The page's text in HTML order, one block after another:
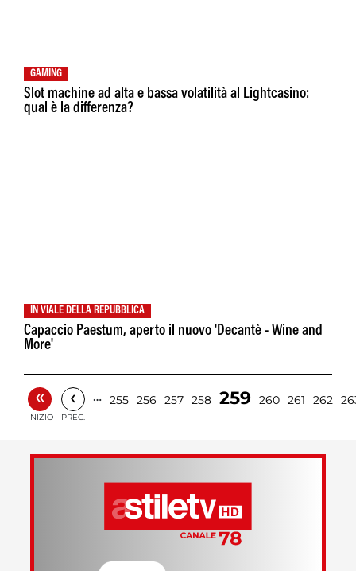
GAMING
Slot machine ad alta e bassa volatilità al Lightcasino:
qual è la differenza?
IN VIALE DELLA REPUBBLICA
Capaccio Paestum, aperto il nuovo 'Decantè - Wine and
More'
«
INIZIO
‹
PREC.
… 255 256 257 258 259 260 261 262